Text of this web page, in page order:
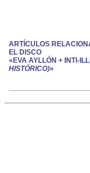
ARTÍCULOS
EL DISCO
«EVA AYLLÓN + INTI-
HISTÓRICO)»